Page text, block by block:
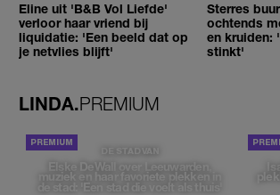
Eline uit 'B&B Vol Liefde'
verloor haar vriend bij
liquidatie: 'Een beeld dat op
je netvlies blijft'
Sterres
ochtends
en kruiden:
stinkt'
LINDA.PREMIUM
DE STAD VAN
Elske DeWall over Leeuwarden,
muziek en haar favoriete plekken in
de stad: 'Een stad die voelt als thuis'